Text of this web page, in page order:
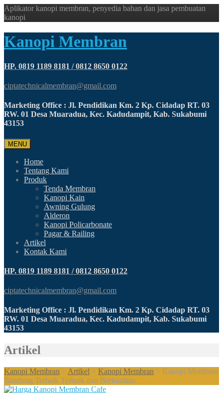
Aplikator kanopi membran, penyedia bahan dan jasa pembuatan
kanopi
Kanopi Membran
HP. 0819 1189 8181 / 0812 8650 0122
ciptatechnicalmembran@gmail.com
Marketing Office : Jl. Pendidikan Km. 2 Kp. Cidadap RT. 03
RW. 01 Desa Muaradua, Kec. Kadudampit, Kab. Sukabumi
43153
MENU
Home
Tentang Kami
Produk
Tenda Membran
Kanopi Kain
Awning Gulung
Alderon
Kanopi Policarbonate
Pagar & Railing
Artikel
Kontak Kami
HP. 0819 1189 8181 / 0812 8650 0122
ciptatechnicalmembran@gmail.com
Marketing Office : Jl. Pendidikan Km. 2 Kp. Cidadap RT. 03
RW. 01 Desa Muaradua, Kec. Kadudampit, Kab. Sukabumi
43153
Artikel
Kanopi Membran > Artikel > Kanopi Membran > Kanopi Membran
Bandung Terbaik Terbaik dan Berkualitas